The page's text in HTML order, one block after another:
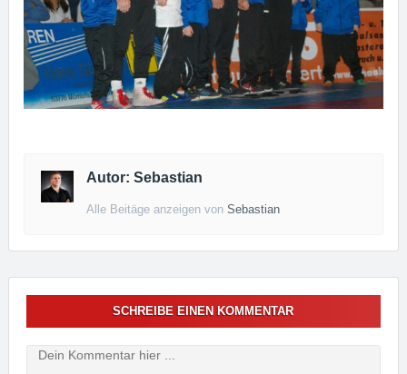
Autor: Sebastian
Alle Beitäge anzeigen vonSebastian
SCHREIBE EINEN KOMMENTAR